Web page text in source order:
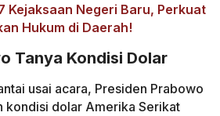
Kejaksaan Negeri Baru, Perkuat
Hukum di Daerah!
Tanya Kondisi Dolar
usai acara, Presiden Prabowo
kondisi dolar Amerika Serikat